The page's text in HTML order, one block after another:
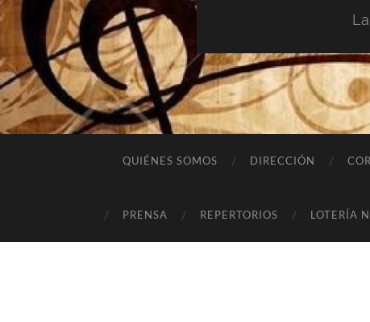
QUIÉNES SOMOS DIRECCIÓN
PRENSA REPERTORIOS LOTERÍA